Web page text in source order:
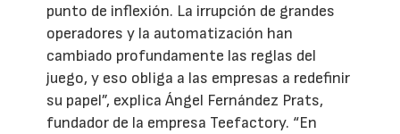
punto de inflexión. La irrupción de grandes
operadores y la automatización han
cambiado profundamente las reglas del
juego, y eso obliga a las empresas a redefinir
su papel”, explica Ángel Fernández Prats,
fundador de la empresa Teefactory. “En